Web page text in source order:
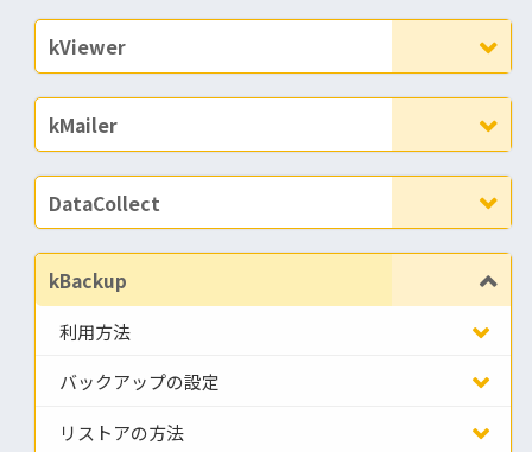
kViewer
kMailer
DataCollect
kBackup
利用方法
バックアップの設定
リストアの方法